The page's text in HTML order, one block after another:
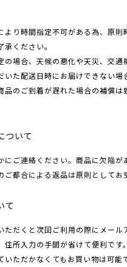
り時間指定不可がある為、原則
ください。
場合、天候の悪化や天災、交通
いた配送日時にお届けできない場
品のご到着が遅れた場合の補償は
ついて
にご連絡ください。商品に欠陥が
ご都合による返品は原則としてお
て
ただくと次回ご利用の際にメール
住所入力の手間が省けて便利です。
ただかなくてもお買い物は可能で